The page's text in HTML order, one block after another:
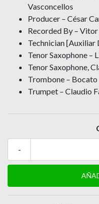
Vasconcellos
Producer – César
Recorded By – Vitor
Technician [Auxiliar
Tenor Saxophone –
Tenor Saxophone,
Trombone – Bocato
Trumpet – Claudio
-